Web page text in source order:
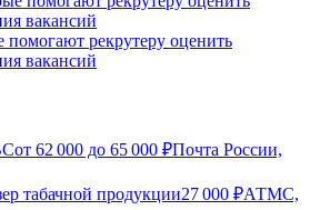
помогают рекрутеру оценить
вакансий
от 62 000 до 65 000 ₽Почта России,
табачной продукции27 000 ₽АТМС,